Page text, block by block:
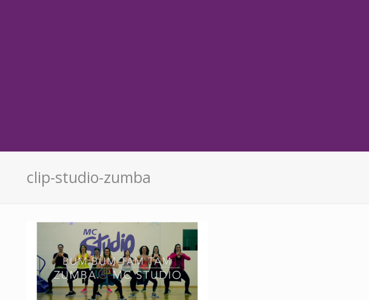
clip-studio-zumba